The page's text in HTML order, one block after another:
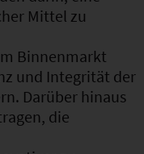
Mittel zu
Binnenmarkt
und Integrität der
Darüber hinaus
die